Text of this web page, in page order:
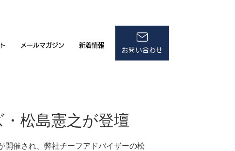
メールマガジン 新着情報
お問い合わせ
松島憲之が登壇
開催され、弊社チーフアドバイザーの松